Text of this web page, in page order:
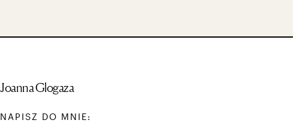
Joanna Glogaza
NAPISZ DO MNIE: